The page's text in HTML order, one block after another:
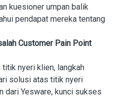
kuesioner umpan balik
pendapat mereka tentang
Customer Pain Point
nyeri klien, langkah
solusi atas titik nyeri
dari Yesware, kunci sukses